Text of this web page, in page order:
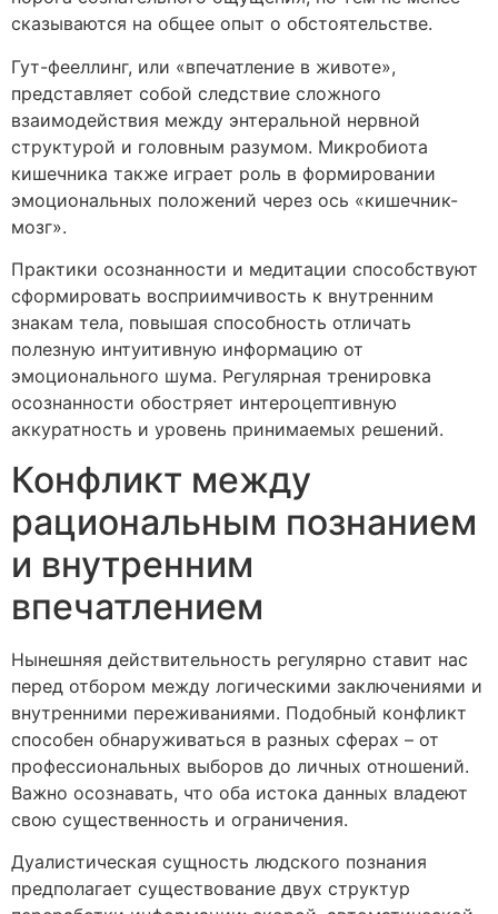
сказываются на общее опыт о обстоятельстве.
Гут-фееллинг, или «впечатление в животе»,
представляет собой следствие сложного
взаимодействия между энтеральной нервной
структурой и головным разумом. Микробиота
кишечника также играет роль в формировании
эмоциональных положений через ось «кишечник-
мозг».
Практики осознанности и медитации способствуют
сформировать восприимчивость к внутренним
знакам тела, повышая способность отличать
полезную интуитивную информацию от
эмоционального шума. Регулярная тренировка
осознанности обостряет интероцептивную
аккуратность и уровень принимаемых решений.
Конфликт между
рациональным познанием
и внутренним
впечатлением
Нынешняя действительность регулярно ставит нас
перед отбором между логическими заключениями и
внутренними переживаниями. Подобный конфликт
способен обнаруживаться в разных сферах – от
профессиональных выборов до личных отношений.
Важно осознавать, что оба истока данных владеют
свою существенность и ограничения.
Дуалистическая сущность людского познания
предполагает существование двух структур